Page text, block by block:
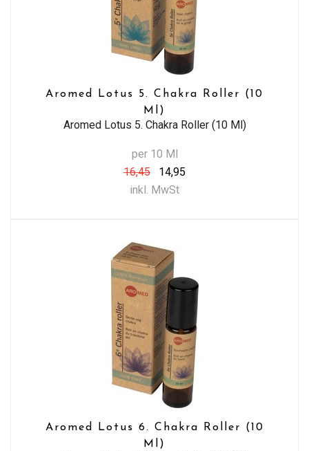
Aromed Lotus 5. Chakra Roller (10
Ml)
Aromed Lotus 5. Chakra Roller (10 Ml)
per 10 Ml
16,45
14,95
inkl. MwSt
Aromed Lotus 6. Chakra Roller (10
Ml)